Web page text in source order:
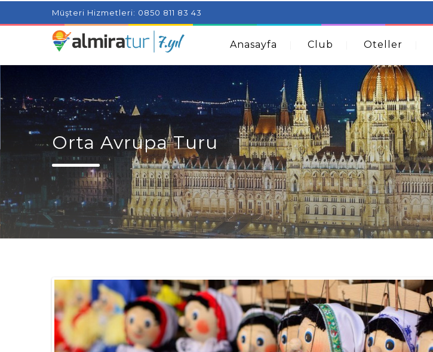
Project Milenial featuring news blogs and tutorials
Kids Amazingly Simple Skin Care Tips For People With Acne
Müşteri Hizmetleri: 0850 811 83 43
Anasayfa Club Oteller
Orta Avrupa Turu